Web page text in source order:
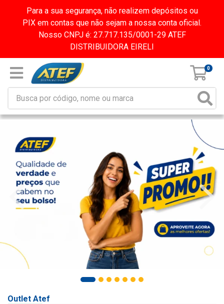
Para a sua segurança, não realizem depósitos ou
PIX em contas que não sejam a nossa conta oficial.
Nosso CNPJ é: 27.717.135/0001-29 ATEF
DISTRIBUIDORA EIRELI
0
Outlet Atef